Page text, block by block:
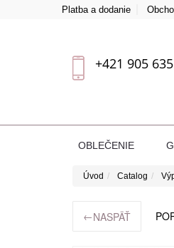
Platba a dodanie
+421 905
OBLEČENIE
Úvod Catalog
←NASPÄŤ